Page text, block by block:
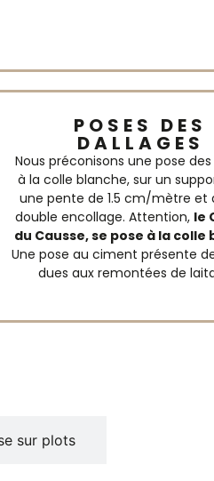
POSES DES
DALLAGES
Nous préconisons une pose
à la colle blanche, sur un
une pente de 1.5 cm/mètre et
double encollage. Attention, le
du Causse, se pose à la colle
Une pose au ciment présente
dues aux remontées de
sur plots